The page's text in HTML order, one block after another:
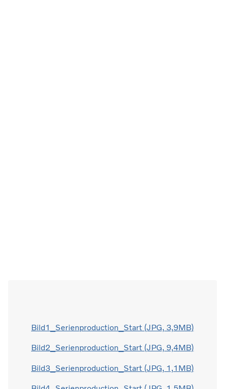
Bild1_Serienproduction_Start (JPG, 3,9MB)
Bild2_Serienproduction_Start (JPG, 9,4MB)
Bild3_Serienproduction_Start (JPG, 1,1MB)